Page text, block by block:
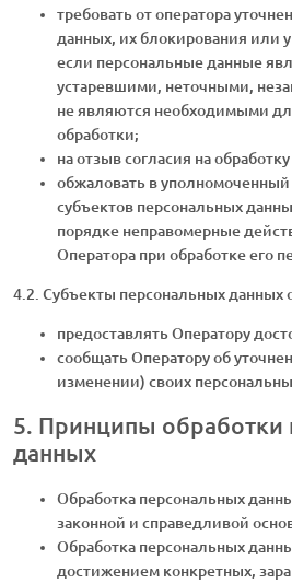
требовать от оператора
данных, их блокирования или
если персональные данные
устаревшими, неточными,
не являются необходимыми
обработки;
на отзыв согласия на
обжаловать в уполномоченный
субъектов персональных
порядке неправомерные
Оператора при обработке его
4.2. Субъекты персональных данных
предоставлять Оператору
сообщать Оператору об
изменении) своих
5. Принципы обработки
данных
Обработка персональных
законной и справедливой
Обработка персональных
достижением конкретных,